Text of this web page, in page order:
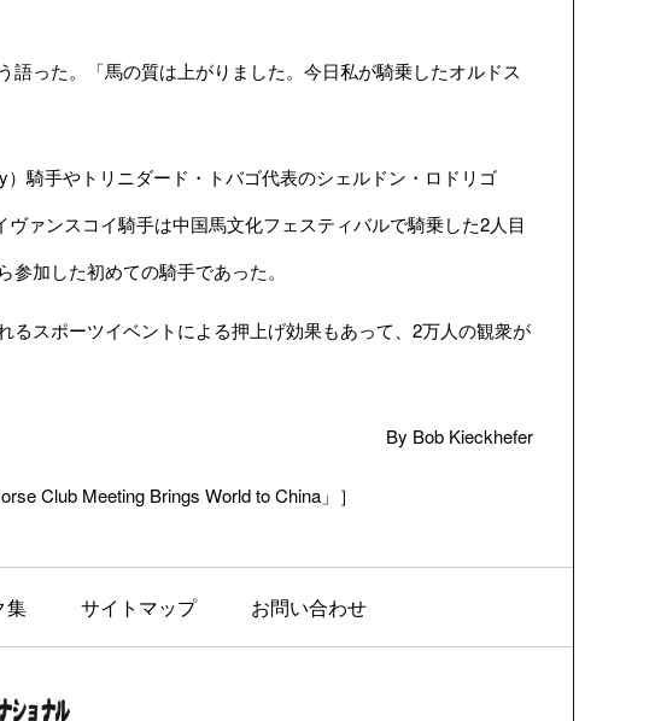
った。「馬の質は上がりました。今日私が騎乗したオルドス
騎手やトリニダード・トバゴ代表のシェルドン・ロドリゴ
ァンスコイ騎手は中国馬文化フェスティバルで騎乗した2人目
加した初めての騎手であった。
スポーツイベントによる押上げ効果もあって、2万人の観衆が
By Bob Kieckhefer
Club Meeting Brings World to China」］
集 サイトマップ お問い合わせ